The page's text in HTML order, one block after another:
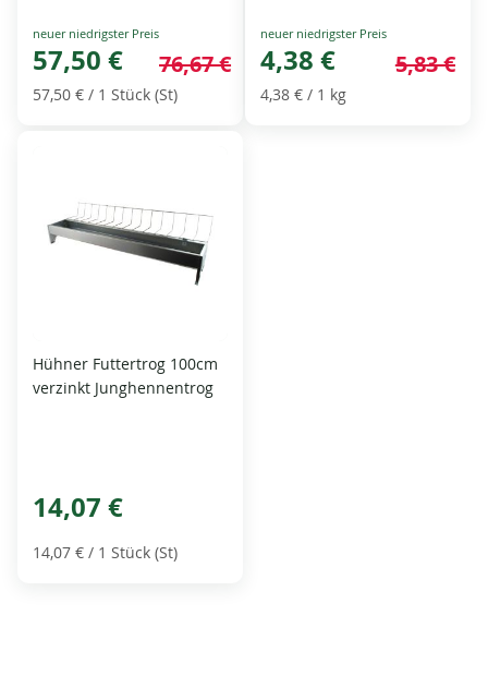
Special
Price
57,50 € 76,67 €
57,50 € / 1 Stück (St)
Special
Price
4,38 € 5,83 €
4,38 € / 1 kg
Hühner Futtertrog 100cm
verzinkt Junghennentrog
14,07 €
14,07 € / 1 Stück (St)